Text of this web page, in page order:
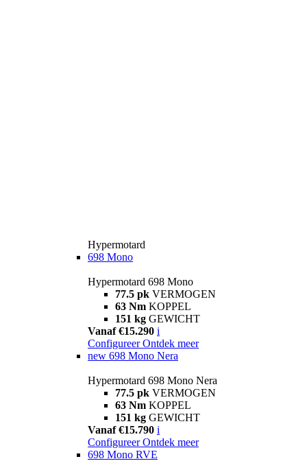
Hypermotard
698 Mono
Hypermotard 698 Mono
77.5 pk VERMOGEN
63 Nm KOPPEL
151 kg GEWICHT
Vanaf €15.290 i
Configureer Ontdek meer
new 698 Mono Nera
Hypermotard 698 Mono Nera
77.5 pk VERMOGEN
63 Nm KOPPEL
151 kg GEWICHT
Vanaf €15.790 i
Configureer Ontdek meer
698 Mono RVE